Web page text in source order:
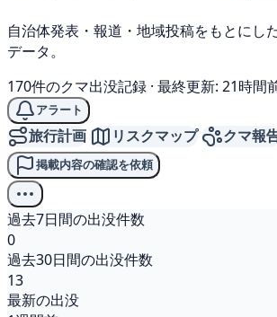
自治体発表・報道・地域投稿をもとにし
データ。
170件のクマ出没記録 · 最終更新: 21時間
アラート
旅行計画 リスクマップ クマ報
掲載内容の確認を依頼
過去7日間の出没件数
0
過去30日間の出没件数
13
最新の出没